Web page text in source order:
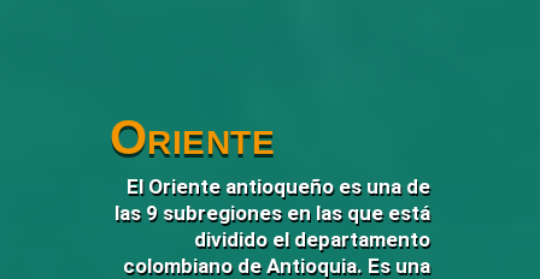
Oriente
El Oriente antioqueño es una de
las 9 subregiones en las que está
dividido el departamento
colombiano de Antioquia. Es una